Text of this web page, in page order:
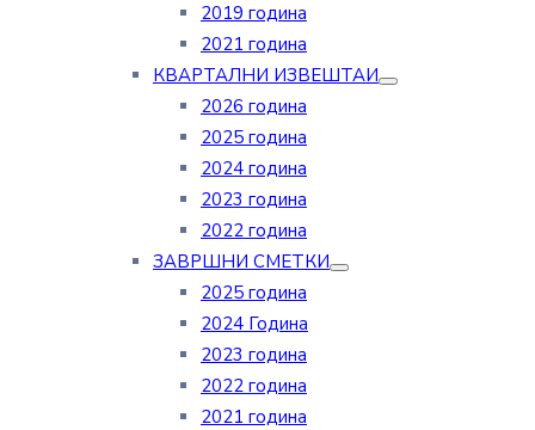
2019 година
2021 година
КВАРТАЛНИ ИЗВЕШТАИ
2026 година
2025 година
2024 година
2023 година
2022 година
ЗАВРШНИ СМЕТКИ
2025 година
2024 Година
2023 година
2022 година
2021 година